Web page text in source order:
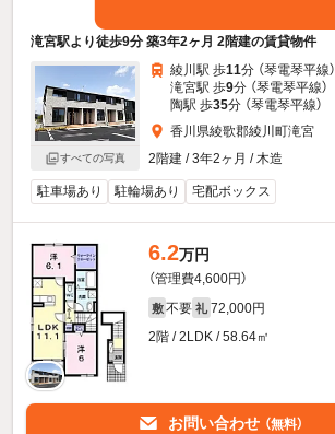
滝宮駅より徒歩9分 築3年2ヶ月 2階建の賃貸物件
すべての写真
綾川駅 歩11分 （琴電琴平線）
滝宮駅 歩9分 （琴電琴平線）
陶駅 歩35分 （琴電琴平線）
香川県綾歌郡綾川町滝宮
2階建 / 3年2ヶ月 / 木造
駐車場あり 駐輪場あり 宅配ボックス
6.2万円
（管理費4,600円）
敷 不要 礼 72,000円
2階 / 2LDK / 58.64㎡
お問い合わせ （無料）